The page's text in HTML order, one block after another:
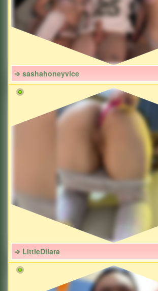
➩ sashahoneyvice
➩ LittleDilara